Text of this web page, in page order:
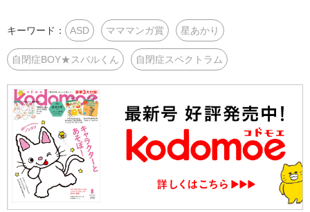
キーワード： ASD マママンガ賞 星あかり
自閉症BOY★スバルくん 自閉症スペクトラム